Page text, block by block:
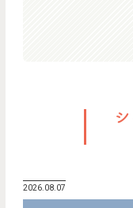
2026.08.07